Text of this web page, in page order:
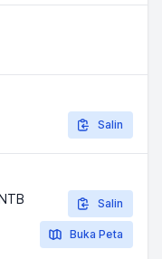
Salin
Salin
Buka Peta